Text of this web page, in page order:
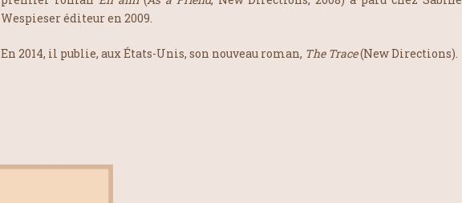
Wespieser éditeur en 2009.
En 2014, il publie, aux États-Unis, son nouveau roman, The Trace(New Directions).